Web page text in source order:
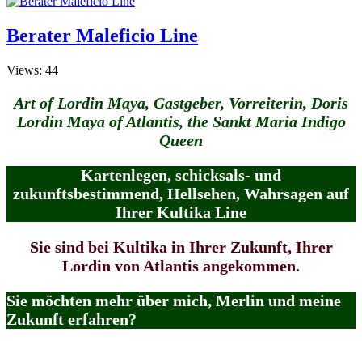
Berater Maleficio Line
Views: 44
Art of Lordin Maya, Gastgeber, Vorreiterin, Doris
Lordin Maya of Atlantis, the Sankt Maria Indigo
Queen
Kartenlegen, schicksals- und
zukunftsbestimmend, Hellsehen, Wahrsagen auf
Ihrer Kultika Line
Sie sind bei Kultika in Ihrer Zukunft, Ihrer
Lordin von Atlantis angekommen.
Sie möchten mehr über mich, Merlin und meine
Zukunft erfahren?